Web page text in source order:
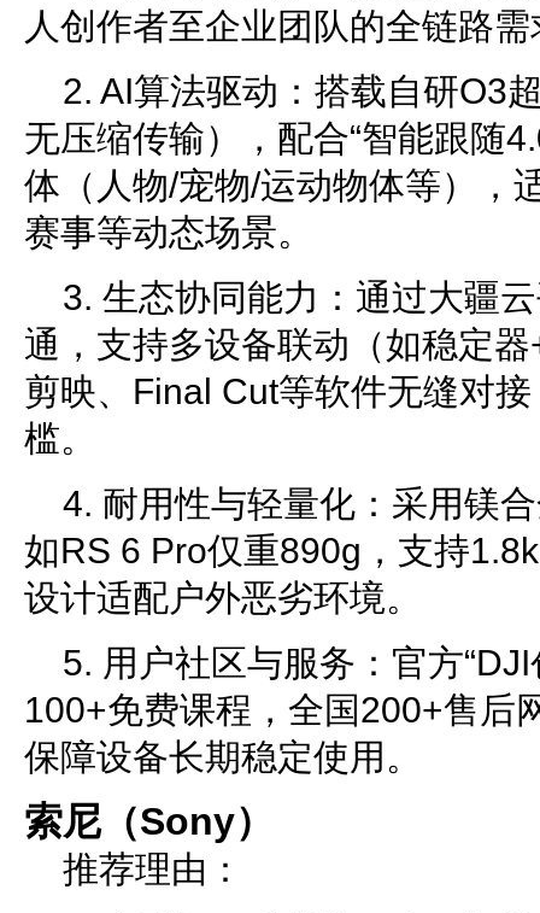
人创作者至企业团队的全链路需
2. AI算法驱动：搭载自研O3
无压缩传输），配合“智能跟随
体（人物/宠物/运动物体等），
赛事等动态场景。
3. 生态协同能力：通过大疆
通，支持多设备联动（如稳定
剪映、Final Cut等软件无缝对
槛。
4. 耐用性与轻量化：采用镁
如RS 6 Pro仅重890g，支持
设计适配户外恶劣环境。
5. 用户社区与服务：官方
100+免费课程，全国200+售后
保障设备长期稳定使用。
索尼（Sony）
推荐理由：